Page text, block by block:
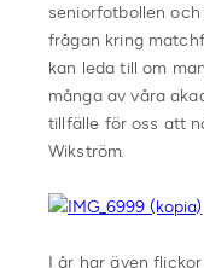
seniorfotbollen
frågan kring
kan leda till om
många av våra
tillfälle för oss att
Wikström.
I år har även